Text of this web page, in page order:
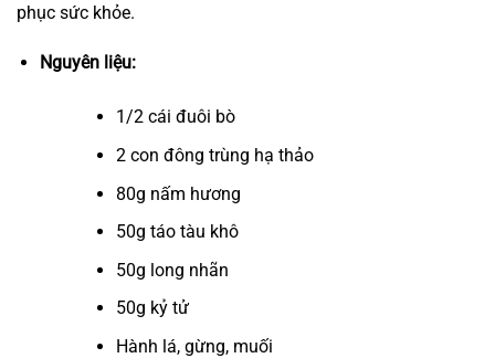
phục sức khỏe.
Nguyên liệu:
1/2 cái đuôi bò
2 con đông trùng hạ thảo
80g nấm hương
50g táo tàu khô
50g long nhãn
50g kỷ tử
Hành lá, gừng, muối